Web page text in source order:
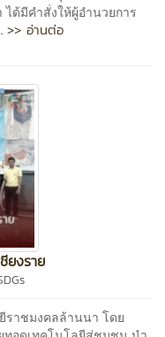
ด้มีคำสั่งให้ผู้อำนวยการ
>> อ่านต่อ
ยงราย
ราชมงคลล้านนา โดย